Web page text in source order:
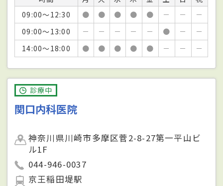
09:00～12:30
● ● ● ● ● － －
－
09:00～13:00
－ － － － － ● －
－
14:00～18:00
● ● ● ● ● － － －
診療中
関口内科医院
神奈川県川崎市多摩区菅2-8-27第一平山ビ
ル1F
044-946-0037
京王稲田堤駅